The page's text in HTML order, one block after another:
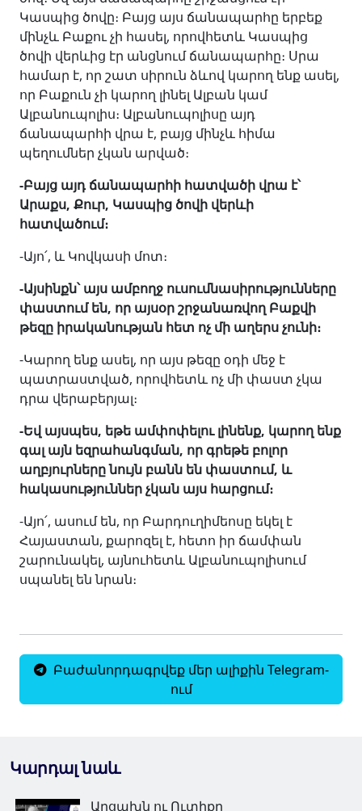
Կարդալ նաև
Կասպից ծովը։ Բայց այս ճանապարհը երբեք
մինչև Բաքու չի հասել, որովհետև Կասպից
ծովի վերևից էր անցնում ճանապարհը։ Սրա
համար է, որ շատ սիրուն ձևով կարող ենք ասել,
որ Բաքուն չի կարող լինել Ալբան կամ
Ալբանուպոլիս։ Ալբանուպոլիսը այդ
ճանապարհի վրա է, բայց մինչև հիմա
պեղումներ չկան արված։
-Բայց այդ ճանապարհի հատվածի վրա է՝
Արաքս, Քուր, Կասպից ծովի վերևի
հատվածում։
-Այո՛, և Կովկասի մոտ։
-Այսինքն՝ այս ամբողջ ուսումնասիրությունները
փաստում են, որ այսօր շրջանառվող Բաքվի
թեզը իրականության հետ ոչ մի աղերս չունի։
-Կարող ենք ասել, որ այս թեզը օդի մեջ է
պատրաստված, որովհետև ոչ մի փաստ չկա
դրա վերաբերյալ։
-Եվ այսպես, եթե ամփոփելու լինենք, կարող ենք
գալ այն եզրահանգման, որ գրեթե բոլոր
աղբյուրները նույն բանն են փաստում, և
հակասություններ չկան այս հարցում։
-Այո՛, ասում են, որ Բարդուղիմեոսը եկել է
Հայաստան, քարոզել է, հետո իր ճամփան
շարունակել, այնուհետև Ալբանուպոլիսում
սպանել են նրան։
Բաժանորդագրվեք մեր ալիքին Telegram-
ում